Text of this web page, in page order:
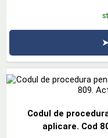
➤
Codul de
aplicare. Cod